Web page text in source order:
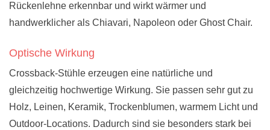
Rückenlehne erkennbar und wirkt wärmer und
handwerklicher als Chiavari, Napoleon oder Ghost Chair.
Optische Wirkung
Crossback-Stühle erzeugen eine natürliche und
gleichzeitig hochwertige Wirkung. Sie passen sehr gut zu
Holz, Leinen, Keramik, Trockenblumen, warmem Licht und
Outdoor-Locations. Dadurch sind sie besonders stark bei